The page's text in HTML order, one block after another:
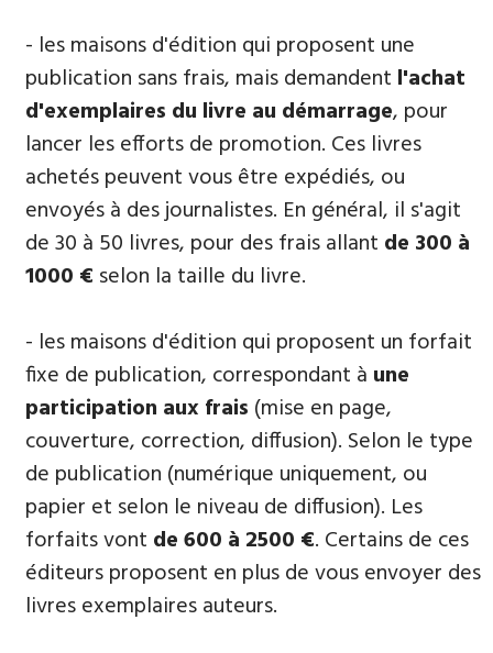
- les maisons d'édition qui proposent une
publication sans frais, mais demandent l'achat
d'exemplaires du livre au démarrage, pour
lancer les efforts de promotion. Ces livres
achetés peuvent vous être expédiés, ou
envoyés à des journalistes. En général, il s'agit
de 30 à 50 livres, pour des frais allant de 300 à
1000 € selon la taille du livre.
- les maisons d'édition qui proposent un forfait
fixe de publication, correspondant à une
participation aux frais (mise en page,
couverture, correction, diffusion). Selon le type
de publication (numérique uniquement, ou
papier et selon le niveau de diffusion). Les
forfaits vont de 600 à 2500 €. Certains de ces
éditeurs proposent en plus de vous envoyer des
livres exemplaires auteurs.